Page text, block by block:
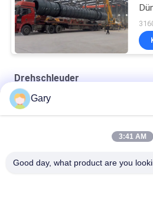
Drehschleuder
Doppelkegel -Drehvakuumtrockner
Gary
3:41 AM
Good day, what product are you